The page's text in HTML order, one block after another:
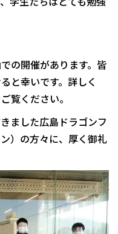
の開催があります。皆
と幸いです。詳しく
覧ください。
ました広島ドラゴンフ
）の方々に、厚く御礼